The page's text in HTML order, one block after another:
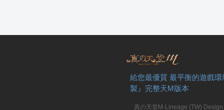
給您最優質 最平衡的遊戲
製』完整天M版本
真の天堂M-Lineage (TW)